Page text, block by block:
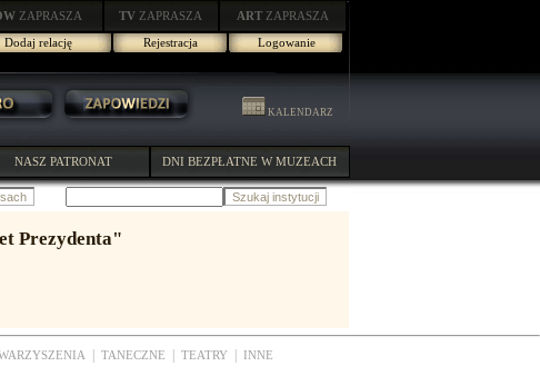
ZAPRASZA TV ZAPRASZA ART ZAPRASZA
Dodaj relację Rejestracja Logowanie
KALENDARZ
NASZ PATRONAT DNI BEZPŁATNE W MUZEACH
Prezydenta"
TANECZNE TEATRY INNE